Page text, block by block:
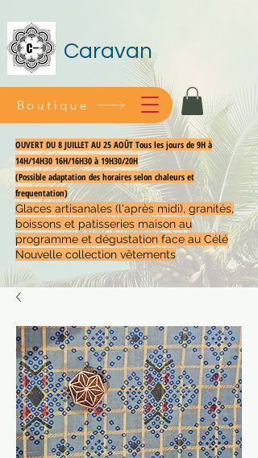
Caravan
OUVERT DU 8 JUILLET AU 25 AOÛT Tous les jours de 9H à
14H/14H30 16H/16H30 à 19H30/20H
(Possible adaptation des horaires selon chaleurs et
frequentation)
Glaces artisanales (l'après midi), granités,
boissons et patisseries maison au
programme et dégustation face au Célé
Nouvelle collection vêtements
Boutique